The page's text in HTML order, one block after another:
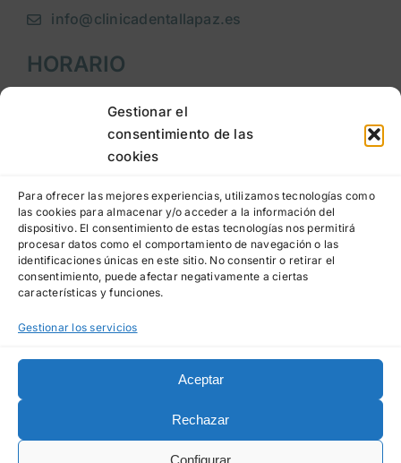
Gestionar el
consentimiento de las
cookies
Para ofrecer las mejores experiencias, utilizamos tecnologías como
las cookies para almacenar y/o acceder a la información del
dispositivo. El consentimiento de estas tecnologías nos permitirá
procesar datos como el comportamiento de navegación o las
identificaciones únicas en este sitio. No consentir o retirar el
consentimiento, puede afectar negativamente a ciertas
características y funciones.
Gestionar los servicios
Aceptar
Rechazar
Configurar
info@clinicadentallapaz.es
HORARIO
Lunes a jueves: 9:00h a 20:00h
Viernes: 9:00h a 15:00h
LEGAL
Aviso legal
Política de privacidad
Política de cookies